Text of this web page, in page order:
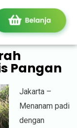
Pangan
Jakarta –
Menanam padi
dengan